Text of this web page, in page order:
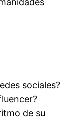
sociales?
de su